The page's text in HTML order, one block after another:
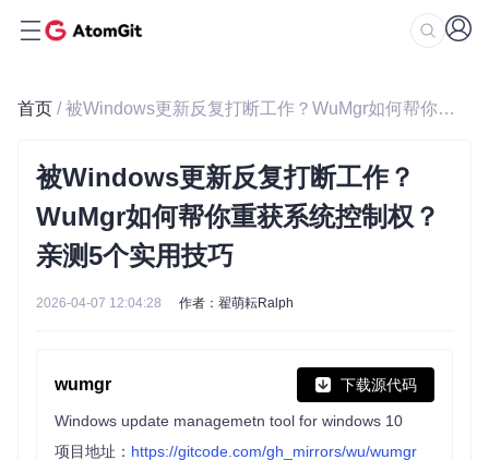
首页 / 被Windows更新反复打断工作？WuMgr如何帮你重获系统控制权？亲测5个实用技巧
被Windows更新反复打断工作？
WuMgr如何帮你重获系统控制权？
亲测5个实用技巧
2026-04-07 12:04:28 作者：翟萌耘Ralph
wumgr 下载源代码
Windows update managemetn tool for windows 10
项目地址： https://gitcode.com/gh_mirrors/wu/wumgr